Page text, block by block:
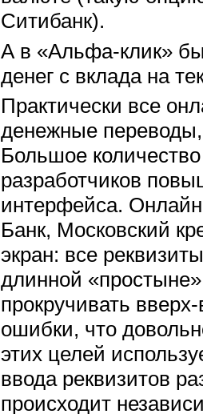
Ситибанк).
А в «Альфа-клик»
денег с вклада на
Практически все
денежные переводы,
Большое
разработчиков
интерфейса.
Банк, Московский
экран: все
длинной
прокручивать
ошибки, что
этих целей
ввода реквизитов
происходит